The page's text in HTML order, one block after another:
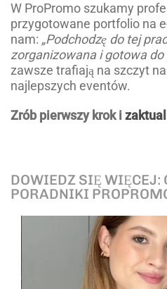
W ProPromo szukamy
przygotowane portfolio na
nam: „Podchodzę do tej
zorganizowana i gotowa do
zawsze trafiają na szczyt
najlepszych eventów.
Zrób pierwszy krok i
DOWIEDZ SIĘ WIĘCEJ:
PORADNIKI